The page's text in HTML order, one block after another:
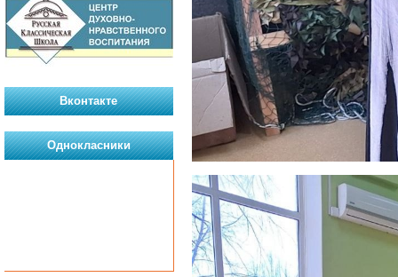
Вконтакте
Однокласники